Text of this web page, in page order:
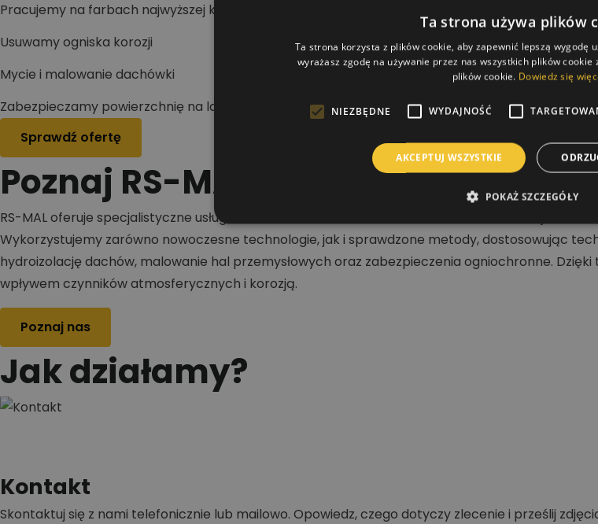
Pracujemy na farbach najwyższej klasy
Usuwamy ogniska korozji
Mycie i malowanie dachówki
Zabezpieczamy powierzchnię na lata
Sprawdź ofertę
Poznaj RS-MAL
RS-MAL oferuje specjalistyczne usługi w zakresie malowania dachów, malowania elewacji oraz
Wykorzystujemy zarówno nowoczesne technologie, jak i sprawdzone metody, dostosowując
hydroizolację dachów, malowanie hal przemysłowych oraz zabezpieczenia ogniochronne.
wpływem czynników atmosferycznych i korozją.
Poznaj nas
Jak działamy?
Kontakt
Skontaktuj się z nami telefonicznie lub mailowo. Opowiedz, czego dotyczy zlecenie i prześlij
Ta strona używa plików
Ta strona korzysta z plików cookie, aby zapewnić lepszą wygodę
wyrażasz zgodę na używanie przez nas wszystkich plików
plików cookie. Dowiedz się
NIEZBĘDNE WYDAJNOŚĆ
AKCEPTUJ WSZYSTKIE
POKAŻ SZCZEGÓŁY